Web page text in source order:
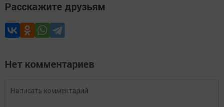
Расскажите друзьям
Нет комментариев